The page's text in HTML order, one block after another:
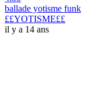
ballade yotisme funk
££YOTISME££
il y a 14 ans